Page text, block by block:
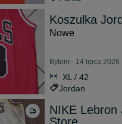
Koszulka
Nowe
Bytom - 14 lipca 2026
XL / 42
Jordan
NIKE Lebron